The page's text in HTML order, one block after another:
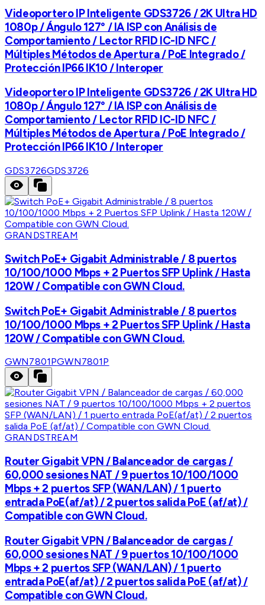
Videoportero IP Inteligente GDS3726 / 2K Ultra HD
1080p / Ángulo 127° / IA ISP con Análisis de
Comportamiento / Lector RFID IC-ID NFC /
Múltiples Métodos de Apertura / PoE Integrado /
Protección IP66 IK10 / Interoper
Videoportero IP Inteligente GDS3726 / 2K Ultra HD
1080p / Ángulo 127° / IA ISP con Análisis de
Comportamiento / Lector RFID IC-ID NFC /
Múltiples Métodos de Apertura / PoE Integrado /
Protección IP66 IK10 / Interoper
GDS3726GDS3726
GRANDSTREAM
Switch PoE+ Gigabit Administrable / 8 puertos
10/100/1000 Mbps + 2 Puertos SFP Uplink / Hasta
120W / Compatible con GWN Cloud.
Switch PoE+ Gigabit Administrable / 8 puertos
10/100/1000 Mbps + 2 Puertos SFP Uplink / Hasta
120W / Compatible con GWN Cloud.
GWN7801PGWN7801P
GRANDSTREAM
Router Gigabit VPN / Balanceador de cargas /
60,000 sesiones NAT / 9 puertos 10/100/1000
Mbps + 2 puertos SFP (WAN/LAN) / 1 puerto
entrada PoE(af/at) / 2 puertos salida PoE (af/at) /
Compatible con GWN Cloud.
Router Gigabit VPN / Balanceador de cargas /
60,000 sesiones NAT / 9 puertos 10/100/1000
Mbps + 2 puertos SFP (WAN/LAN) / 1 puerto
entrada PoE(af/at) / 2 puertos salida PoE (af/at) /
Compatible con GWN Cloud.